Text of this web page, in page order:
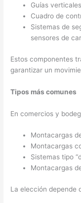
Guías
Cuadro de
Sistemas de
sensores de
Estos componentes
garantizar un
Tipos más comunes
En comercios y
Montacargas
Montacargas
Sistemas tipo
Montacargas
La elección depende